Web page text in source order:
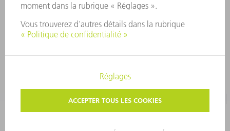
MENTIONS LÉGALES
PROTECTION DES DONNÉES PERSONNELLES
COPYRIGHT ET DROIT DES MARQUES
CONDITIONS D'UTILISATION